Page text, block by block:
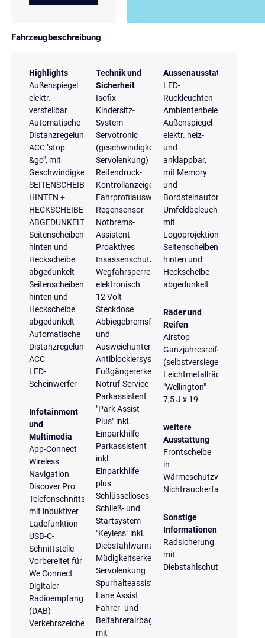
Fahrzeugbeschreibung
Highlights
Außenspiegel
elektr.
verstellbar
Automatische
Distanzregelung
ACC "stop
&go", mit
Geschwindigkeitsbegrenzer
SEITENSCHEIBEN
HINTEN +
HECKSCHEIBE
ABGEDUNKELT
Seitenscheiben
hinten und
Heckscheibe
abgedunkelt
Seitenscheiben
hinten und
Heckscheibe
abgedunkelt
Automatische
Distanzregelung
ACC
LED-
Scheinwerfer
Infotainment
und
Multimedia
App-Connect
Wireless
Navigation
Discover Pro
Telefonschnittstelle
mit induktiver
Ladefunktion
USB-C-
Schnittstelle
Vorbereitet für
We Connect
Digitaler
Radioempfang
(DAB)
Verkehrszeichenerkennung
Technik und
Sicherheit
Isofix-
Kindersitz-
System
Servotronic
(geschwindigkeitsabhängige
Servolenkung)
Reifendruck-
Kontrollanzeige
Fahrprofilauswahl
Regensensor
Notbrems-
Assistent
Proaktives
Insassenschutzsystem
Wegfahrsperre
elektronisch
12 Volt
Steckdose
Abbiegebremsfunktion
und
Ausweichunterstützung
Antiblockiersystem
Fußgängererkennung
Notruf-Service
Parkassistent
"Park Assist
Plus" inkl.
Einparkhilfe
Parkassistent
inkl.
Einparkhilfe
plus
Schlüsselloses
Schließ- und
Startsystem
"Keyless" inkl.
Diebstahlwarnanlage
Müdigkeitserkennung
Servolenkung
Spurhalteassistent
Lane Assist
Fahrer- und
Beifahrerairbag
mit
Aussenausstattung
LED-
Rückleuchten
Ambientenbeleuchtung
Außenspiegel
elektr. heiz-
und
anklappbar,
mit Memory
und
Bordsteinautomatik
Umfeldbeleuchtung
mit
Logoprojektion
Seitenscheiben
hinten und
Heckscheibe
abgedunkelt
Räder und
Reifen
Airstop
Ganzjahresreifen
(selbstversiegelnd)
Leichtmetallräder
"Wellington"
7,5 J x 19
weitere
Ausstattung
Frontscheibe
in
Wärmeschutzverglasung
Nichtraucherfahrzeug
Sonstige
Informationen
Radsicherung
mit
Diebstahlschutz